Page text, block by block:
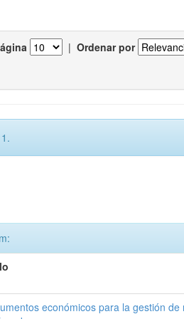
| Ordenar por
económicos para la gestión